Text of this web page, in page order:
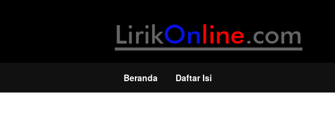
Beranda Daftar Isi